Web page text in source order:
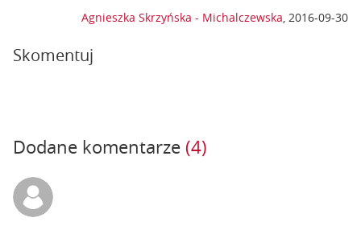
Agnieszka Skrzyńska - Michalczewska, 2016-09-30
Skomentuj
Dodane komentarze (4)